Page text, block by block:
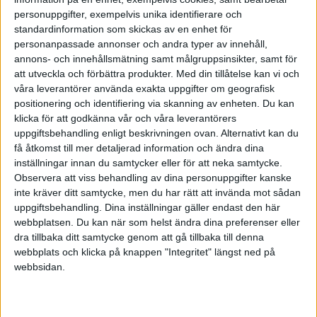
personuppgifter, exempelvis unika identifierare och
standardinformation som skickas av en enhet för
personanpassade annonser och andra typer av innehåll,
annons- och innehållsmätning samt målgruppsinsikter, samt för
att utveckla och förbättra produkter. Med din tillåtelse kan vi och
våra leverantörer använda exakta uppgifter om geografisk
positionering och identifiering via skanning av enheten. Du kan
klicka för att godkänna vår och våra leverantörers
uppgiftsbehandling enligt beskrivningen ovan. Alternativt kan du
få åtkomst till mer detaljerad information och ändra dina
inställningar innan du samtycker eller för att neka samtycke.
Observera att viss behandling av dina personuppgifter kanske
inte kräver ditt samtycke, men du har rätt att invända mot sådan
uppgiftsbehandling. Dina inställningar gäller endast den här
webbplatsen. Du kan när som helst ändra dina preferenser eller
dra tillbaka ditt samtycke genom att gå tillbaka till denna
webbplats och klicka på knappen "Integritet" längst ned på
webbsidan.
vårt avlånga land som hade nytta av vår
podd i sitt ledarskap så då hade vi inte
jobbat förgäves! Det visade sig att från den
ringa begynnelsen började vår lyssnarskara
öka stadigt. Vi firade när vi hade passerat 1
miljon streamingar! Vi är fortfarande
överväldigade av den enorma skaran av
lyssnare, och vi blir fortfarande lika glada av
alla tackmeddelanden, frågor och hejarop.
Känslan och insikten om att vi fått lov att
betyda något viktigt för många människor
växer varje gång som någon knackar någon
av oss på axeln när det har känt igen oss i
ett sammanhang och kommer fram och
tackar för podden.
En sak är säker. Vi hade inte kunnat drömma
om att vår podd skulle ha en sådan inverkan
på så många människor. Flera ledare